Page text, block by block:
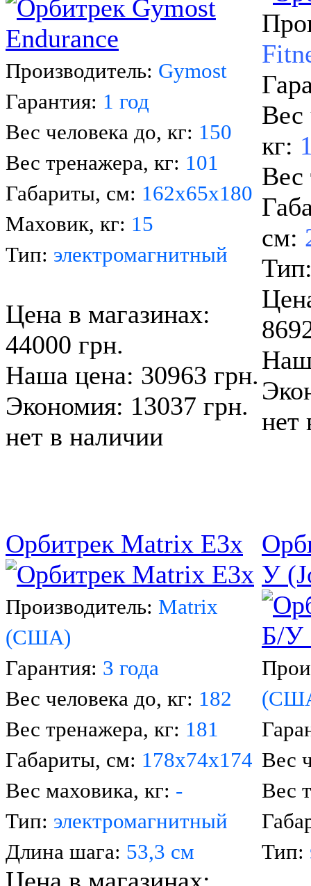
Производитель: Gymost
Гарантия: 1 год
Вес человека до, кг: 150
Вес тренажера, кг: 101
Габариты, см: 162х65х180
Маховик, кг: 15
Тип: электромагнитный
Цена в магазинах:
44000 грн.
Наша цена: 30963 грн.
Экономия: 13037 грн.
нет в наличии
Вес
кг:
Вес
см:
нет
Орбитрек Matrix E3x
Производитель: Matrix
(США)
Гарантия: 3 года
Вес человека до, кг: 182
Вес тренажера, кг: 181
Габариты, см: 178х74х174
Вес маховика, кг: -
Тип: электромагнитный
Длина шага: 53,3 см
У
Вес
Вес
Тип: